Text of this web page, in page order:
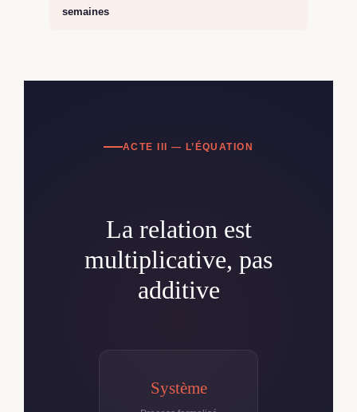
semaines
ACTE III — L’ÉQUATION
La relation est
multiplicative, pas
additive
Système